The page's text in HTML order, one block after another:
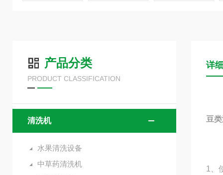
产品分类
PRODUCT CLASSIFICATION
清洗机
水果清洗设备
中草药清洗机
详
豆
1、